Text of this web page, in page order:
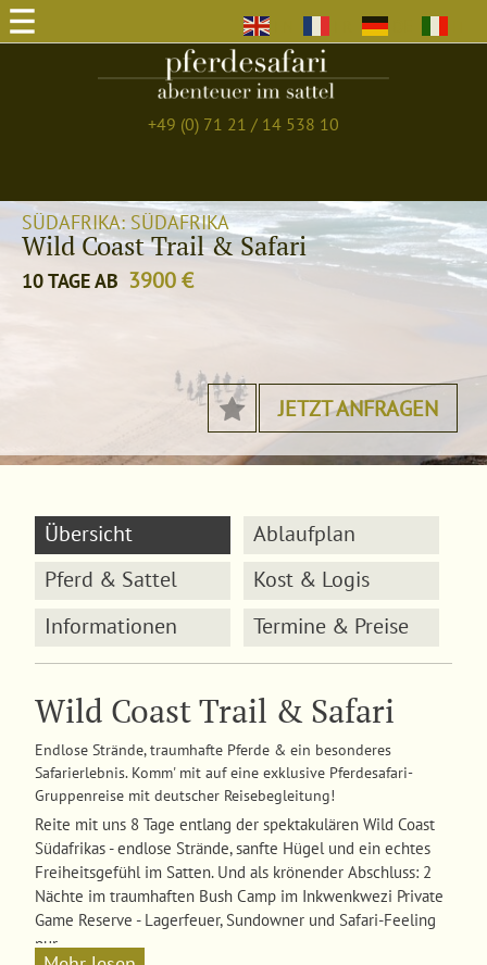
+49 (0) 71 21 / 14 538 10
SÜDAFRIKA: SÜDAFRIKA
Wild Coast Trail & Safari
10 TAGE AB 3900 €
JETZT ANFRAGEN
Übersicht
Ablaufplan
Pferd & Sattel
Kost & Logis
Informationen
Termine & Preise
Wild Coast Trail & Safari
Endlose Strände, traumhafte Pferde & ein besonderes
Safarierlebnis. Komm' mit auf eine exklusive Pferdesafari-
Gruppenreise mit deutscher Reisebegleitung!
Reite mit uns 8 Tage entlang der spektakulären Wild Coast
Südafrikas - endlose Strände, sanfte Hügel und ein echtes
Freiheitsgefühl im Satten. Und als krönender Abschluss: 2
Nächte im traumhaften Bush Camp im Inkwenkwezi Private
Game Reserve - Lagerfeuer, Sundowner und Safari-Feeling
pur.